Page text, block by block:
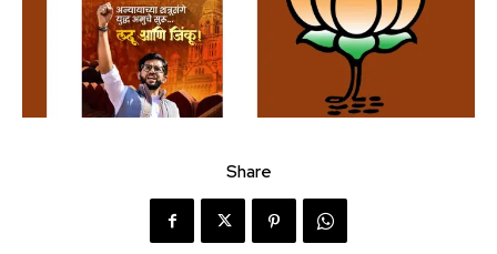
Share